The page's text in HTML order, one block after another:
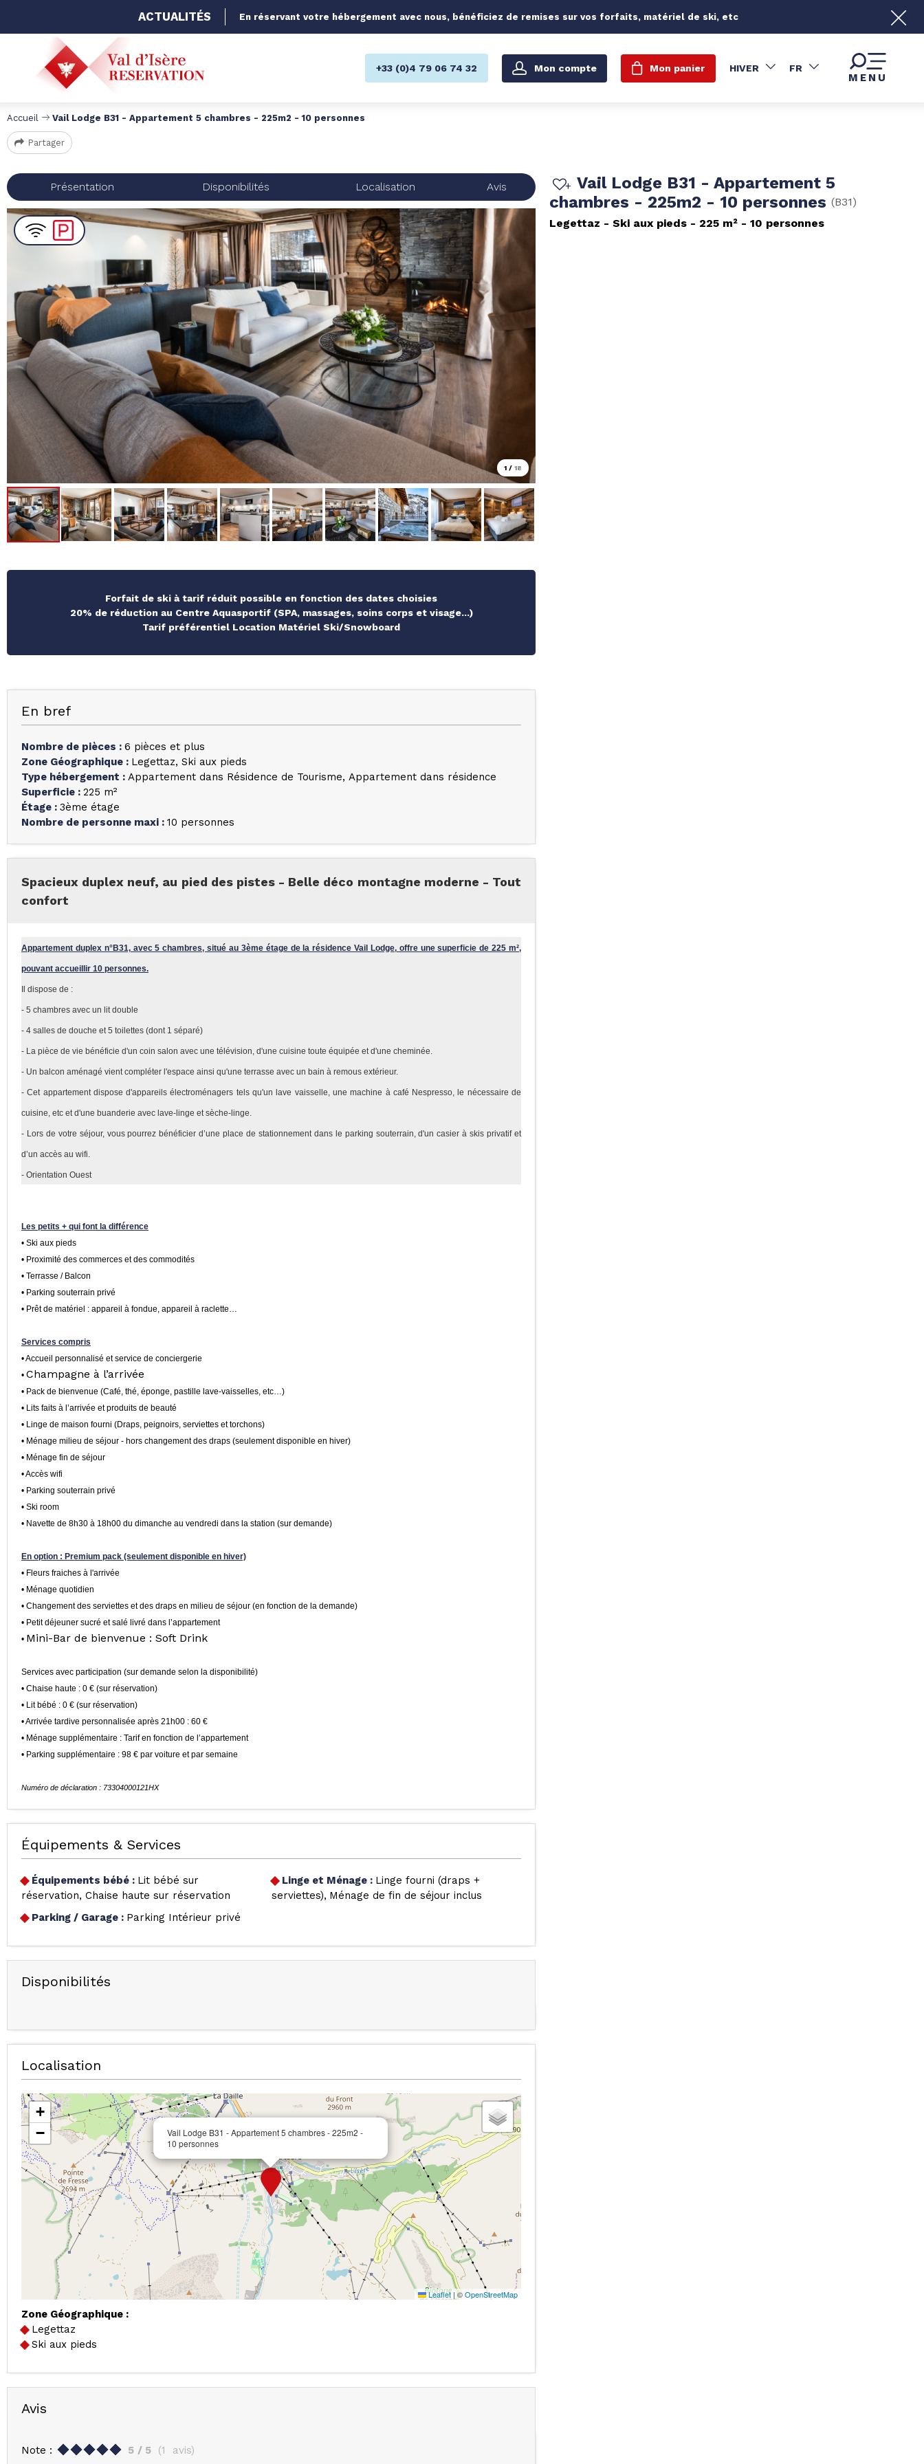
ACTUALITÉS En réservant votre hébergement avec nous, bénéficiez de remises sur vos forfaits, matériel de ski, etc
+33 (0)4 79 06 74 32 Mon compte Mon panier HIVER FR
MENU
Accueil Vail Lodge B31 - Appartement 5 chambres - 225m2 - 10 personnes
Partager
Présentation Disponibilités Localisation Avis
1 / 18
Vail Lodge B31 - Appartement 5
chambres - 225m2 - 10 personnes (B31)
Legettaz
Ski aux pieds 225 m² 10 personnes
Forfait de ski à tarif réduit possible en fonction des dates choisies
20% de réduction au Centre Aquasportif (SPA, massages, soins corps et visage...)
Tarif préférentiel Location Matériel Ski/Snowboard
En bref
Nombre de pièces : 6 pièces et plus
Zone Géographique : Legettaz Ski aux pieds
Type hébergement : Appartement dans Résidence de Tourisme
Appartement dans résidence
Superficie : 225 m²
Étage : 3ème étage
Nombre de personne maxi : 10 personnes
Spacieux duplex neuf, au pied des pistes - Belle déco montagne moderne - Tout
confort
Appartement duplex n°B31, avec 5 chambres, situé au 3ème étage de la résidence Vail Lodge, offre une superficie de 225 m²,
pouvant accueillir 10 personnes.
Il dispose de :
- 5 chambres avec un lit double
- 4 salles de douche et 5 toilettes (dont 1 séparé)
- La pièce de vie bénéficie d'un coin salon avec une télévision, d'une cuisine toute équipée et d'une cheminée.
- Un balcon aménagé vient compléter l'espace ainsi qu'une terrasse avec un bain à remous extérieur.
- Cet appartement dispose d'appareils électroménagers tels qu'un lave vaisselle, une machine à café Nespresso, le nécessaire de
cuisine, etc et d'une buanderie avec lave-linge et sèche-linge.
- Lors de votre séjour, vous pourrez bénéficier d’une place de stationnement dans le parking souterrain, d'un casier à skis privatif et
d’un accès au wifi.
- Orientation Ouest
Les petits + qui font la différence
• Ski aux pieds
• Proximité des commerces et des commodités
• Terrasse / Balcon
• Parking souterrain privé
• Prêt de matériel : appareil à fondue, appareil à raclette…
Services compris
• Accueil personnalisé et service de conciergerie
• Champagne à l’arrivée
• Pack de bienvenue (Café, thé, éponge, pastille lave-vaisselles, etc…)
• Lits faits à l’arrivée et produits de beauté
• Linge de maison fourni (Draps, peignoirs, serviettes et torchons)
• Ménage milieu de séjour - hors changement des draps (seulement disponible en hiver)
• Ménage fin de séjour
• Accès wifi
• Parking souterrain privé
• Ski room
• Navette de 8h30 à 18h00 du dimanche au vendredi dans la station (sur demande)
En option : Premium pack (seulement disponible en hiver)
• Fleurs fraiches à l'arrivée
• Ménage quotidien
• Changement des serviettes et des draps en milieu de séjour (en fonction de la demande)
• Petit déjeuner sucré et salé livré dans l’appartement
• Mini-Bar de bienvenue : Soft Drink
Services avec participation (sur demande selon la disponibilité)
• Chaise haute : 0 € (sur réservation)
• Lit bébé : 0 € (sur réservation)
• Arrivée tardive personnalisée après 21h00 : 60 €
• Ménage supplémentaire : Tarif en fonction de l’appartement
• Parking supplémentaire : 98 € par voiture et par semaine
Numéro de déclaration : 73304000121HX
Équipements & Services
Équipements bébé : Lit bébé sur
réservation Chaise haute sur réservation
Linge et Ménage : Linge fourni (draps +
serviettes) Ménage de fin de séjour inclus
Parking / Garage : Parking Intérieur privé
Disponibilités
Localisation
Vail Lodge B31 - Appartement 5 chambres - 225m2 -
10 personnes
+
−
Leaflet |©OpenStreetMap
Zone Géographique :
Legettaz
Ski aux pieds
Avis
Note : 5 / 5 (1 avis)